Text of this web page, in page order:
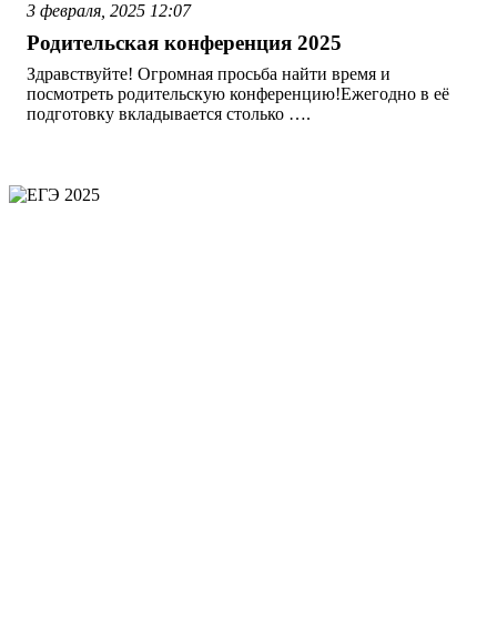
3 февраля, 2025 12:07
Родительская конференция 2025
Здравствуйте! Огромная просьба найти время и
посмотреть родительскую конференцию!Ежегодно в её
подготовку вкладывается столько ….